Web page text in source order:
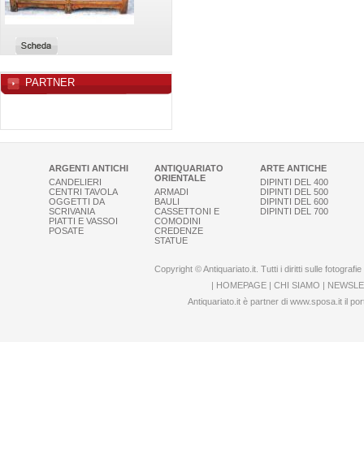
PARTNER
ARGENTI ANTICHI
CANDELIERI
CENTRI TAVOLA
OGGETTI DA
SCRIVANIA
PIATTI E VASSOI
POSATE
ANTIQUARIATO
ORIENTALE
ARMADI
BAULI
CASSETTONI E
COMODINI
CREDENZE
STATUE
ARTE ANTICHE
DIPINTI DEL 400
DIPINTI DEL 500
DIPINTI DEL 600
DIPINTI DEL 700
Copyright © Antiquariato.it. Tutti i diritti sulle
| HOMEPAGE | CHI SIAMO |
Antiquariato.it è partner di www.sposa.itil